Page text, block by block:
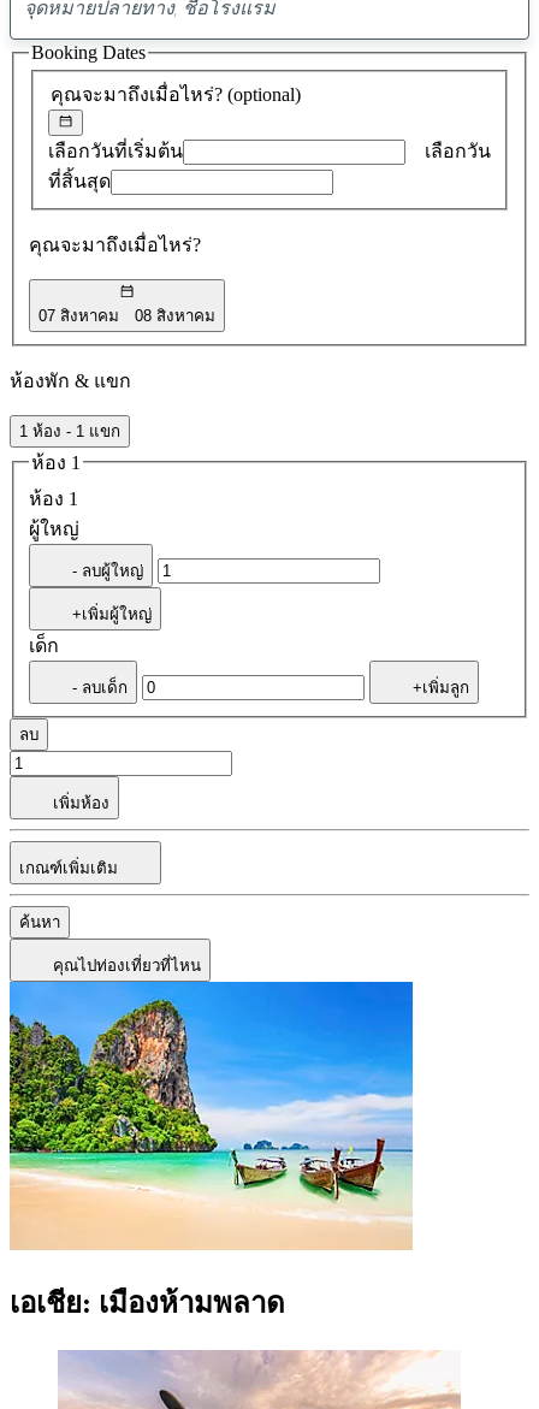
พบ
ข้อ
เสนอ
0
คุณจะมาถึงเมื่อไหร่? (optional)
เลือกวันที่เริ่มต้น
เลือกวัน
ที่สิ้นสุด
คุณจะมาถึงเมื่อไหร่?
07 สิงหาคม 08 สิงหาคม
Booking Dates
ห้องพัก & แขก
1 ห้อง - 1 แขก
ห้อง 1
ห้อง 1
ผู้ใหญ่
- ลบผู้ใหญ่
+เพิ่มผู้ใหญ่
เด็ก
- ลบเด็ก +เพิ่มลูก
ลบ
เพิ่มห้อง
เกณฑ์เพิ่มเติม
ค้นหา
คุณไปท่องเที่ยวที่ไหน
เอเชีย: เมืองห้ามพลาด